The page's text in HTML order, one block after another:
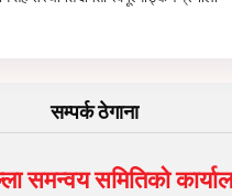
सम्पर्क ठेगाना
समन्वय समितिको